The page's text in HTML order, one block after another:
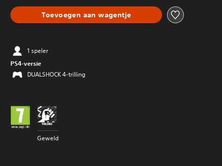
Toevoegen aan wagentje
1 speler
PS4-versie
DUALSHOCK 4-trilling
Geweld